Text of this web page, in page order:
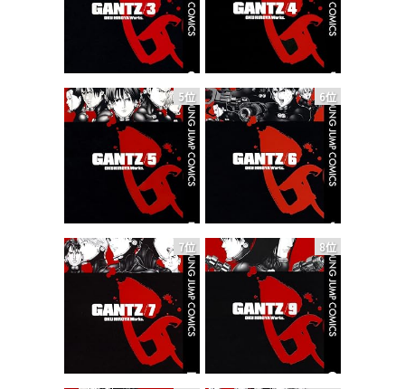
5位 6位
7位 8位